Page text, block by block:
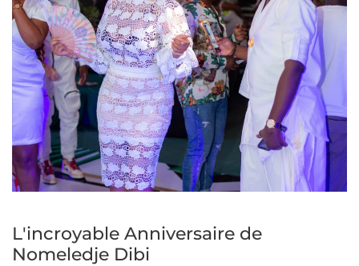
L'incroyable Anniversaire de
Nomeledje Dibi